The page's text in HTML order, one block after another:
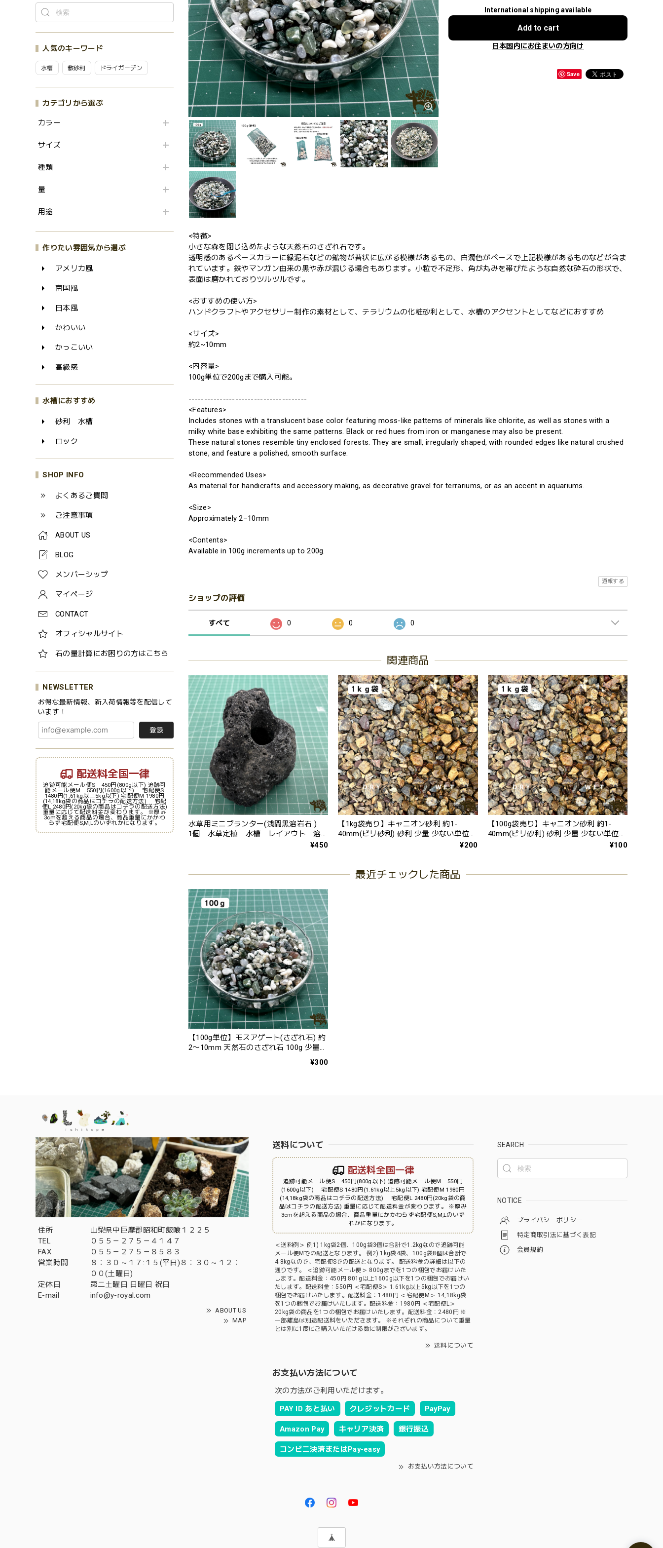
人気のキーワード
水槽 敷砂利 ドライガーデン
カテゴリから選ぶ
カラー
サイズ
種類
量
用途
作りたい雰囲気から選ぶ
アメリカ風
南国風
日本風
かわいい
かっこいい
高級感
水槽におすすめ
砂利 水槽
ロック
SHOP INFO
よくあるご質問
ご注意事項
ABOUT US
BLOG
メンバーシップ
マイページ
CONTACT
オフィシャルサイト
石の量計算にお困りの方はこちら
NEWSLETTER
お得な最新情報、新入荷情報等を配信して
います！
登録
配送料全国一律
追跡可能メール便S 450円(800g以下) 追跡可
能メール便M 550円(1600g以下) 宅配便S
1480円(1.61kg以上5kg以下) 宅配便M 1980円
(14,18kg袋の商品はコチラの配送方法) 宅配
便L 2480円(20kg袋の商品はコチラの配送方法)
重量に応じて配送料金が変わります。 ※厚み
3cmを超える商品の場合、商品重量にかかわ
らず宅配便S,M,Lのいずれかになります。
International shipping available
Add to cart
日本国内にお住まいの方向け
Save
<特徴>
小さな森を閉じ込めたような天然石のさざれ石です。
透明感のあるベースカラーに緑泥石などの鉱物が苔状に広がる模様があるもの、白濁色がベースで上記模様があるものなどが含ま
れています。鉄やマンガン由来の黒や赤が混じる場合もあります。小粒で不定形、角が丸みを帯びたような自然な砕石の形状で、
表面は磨かれておりツルツルです。
<おすすめの使い方>
ハンドクラフトやアクセサリー制作の素材として、テラリウムの化粧砂利として、水槽のアクセントとしてなどにおすすめ
<サイズ>
約2~10mm
<内容量>
100g単位で200gまで購入可能。
--------------------------------------
<Features>
Includes stones with a translucent base color featuring moss-like patterns of minerals like chlorite, as well as stones with a
milky white base exhibiting the same patterns. Black or red hues from iron or manganese may also be present.
These natural stones resemble tiny enclosed forests. They are small, irregularly shaped, with rounded edges like natural crushed
stone, and feature a polished, smooth surface.
<Recommended Uses>
As material for handicrafts and accessory making, as decorative gravel for terrariums, or as an accent in aquariums.
<Size>
Approximately 2–10mm
<Contents>
Available in 100g increments up to 200g.
通報する
ショップの評価
すべて 0 0 0
関連商品
水草用ミニプランター(浅間黒溶岩石 )
1個 水草定植 水槽 レイアウト 溶
¥450
【1kg袋売り】キャニオン砂利 約1-
40mm(ビリ砂利) 砂利 少量 少ない単位か
ら アメリカ風 かっこいい アガベ 砂
¥200
【100g袋売り】キャニオン砂利 約1-
40mm(ビリ砂利) 砂利 少量 少ない単位か
ら アメリカ風 かっこいい アガベ 砂
¥100
最近チェックした商品
【100g単位】モスアゲート(さざれ石) 約
2〜10mm 天然石のさざれ石 100g 少量か
ら購入可能 テラリウムや手芸におすすめ
¥300
住所
山梨県中巨摩郡昭和町飯喰１２２５
TEL
０５５－２７５－４１４７
FAX
０５５－２７５－８５８３
営業時間
８：３０～１７:１５(平日)８：３０～１２：
００(土曜日)
定休日
第二土曜日 日曜日 祝日
E-mail
info@y-royal.com
ABOUT US
MAP
送料について
配送料全国一律
追跡可能メール便S 450円(800g以下) 追跡可能メール便M 550円
(1600g以下) 宅配便S 1480円(1.61kg以上5kg以下) 宅配便M 1980円
(14,18kg袋の商品はコチラの配送方法) 宅配便L 2480円(20kg袋の商
品はコチラの配送方法) 重量に応じて配送料金が変わります。 ※厚み
3cmを超える商品の場合、商品重量にかかわらず宅配便S,M,Lのいず
れかになります。
＜送料例＞ 例1) 1kg袋2個、100g袋3個は合計で1.2kgなので追跡可能
メール便Mでの配送となります。 例2) 1kg袋4袋、100g袋8個は合計で
4.8kgなので、宅配便Sでの配送となります。 配送料金の詳細は以下の
通りです。 ＜追跡可能メール便＞ 800gまでを1つの梱包でお届けいた
します。配送料金：450円 801g以上1600g以下を1つの梱包でお届けい
たします。配送料金：550円 ＜宅配便S＞ 1.61kg以上5kg以下を1つの
梱包でお届けいたします。配送料金：1480円 ＜宅配便M＞ 14,18kg袋
を1つの梱包でお届けいたします。配送料金：1980円 ＜宅配便L＞
20kg袋の商品を1つの梱包でお届けいたします。配送料金：2480円 ※
一部離島は別途配送料をいただきます。 ※それぞれの商品について重量
とは別に1度にご購入いただける数に制限がございます。
送料について
お支払い方法について
次の方法がご利用いただけます。
PAY ID あと払い クレジットカード PayPay
Amazon Pay キャリア決済 銀行振込
コンビニ決済またはPay-easy
お支払い方法について
SEARCH
NOTICE
プライバシーポリシー
特定商取引法に基づく表記
会員規約